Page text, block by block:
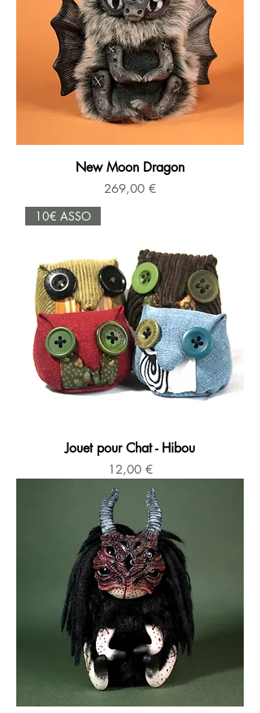
New Moon Dragon
Prix
269,00 €
10€ ASSO
Jouet pour Chat - Hibou
Prix
12,00 €